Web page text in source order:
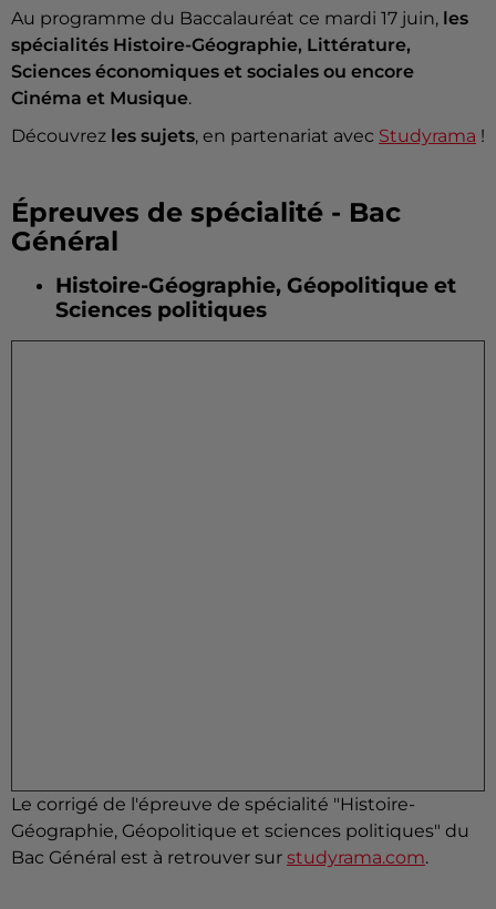
Au programme du Baccalauréat ce mardi 17 juin, les
spécialités Histoire-Géographie, Littérature,
Sciences économiques et sociales ou encore
Cinéma et Musique.
Découvrez les sujets, en partenariat avec Studyrama !
Épreuves de spécialité - Bac
Général
Histoire-Géographie, Géopolitique et
Sciences politiques
Le corrigé de l'épreuve de spécialité "Histoire-
Géographie, Géopolitique et sciences politiques" du
Bac Général est à retrouver sur studyrama.com.